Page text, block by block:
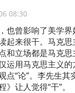
08:30
也曾影响了美学
起来很干。马克思
和立场都是马克
运用马克思主义
点“论”。李先生其
让人觉得“干”。